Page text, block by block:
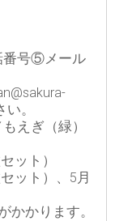
号⑤メール
。
えぎ（緑）
ト）
）、5月
かります。